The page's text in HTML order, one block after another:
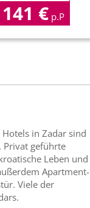
141 € p.P
in Zadar sind
Privat geführte
Leben und
Apartment-
Viele der